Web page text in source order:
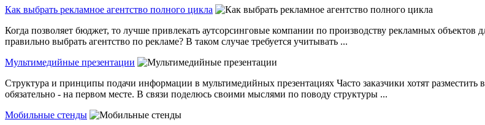
Как выбрать рекламное агентство полного цикла
Когда позволяет бюджет, то лучше привлекать аутсорсинговые компании по производству рекламных
правильно выбрать агентство по рекламе? В таком случае требуется учитывать ...
Мультимедийные презентации
Структура и принципы подачи информации в мультимедийных презентациях Часто заказчики хотят
обязательно - на первом месте. В связи поделюсь своими мыслями по поводу структуры ...
Мобильные стенды